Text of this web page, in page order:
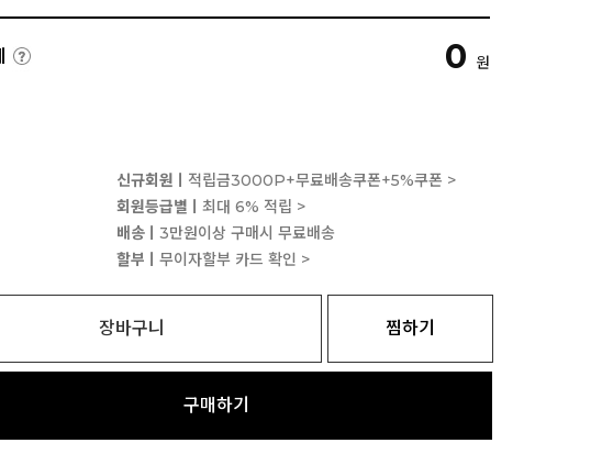
0 원
신규회원ㅣ 적립금3000P+무료배송쿠폰+5%쿠폰 >
회원등급별ㅣ 최대 6% 적립 >
배송ㅣ 3만원이상 구매시 무료배송
할부ㅣ 무이자할부 카드 확인 >
장바구니 찜하기
구매하기